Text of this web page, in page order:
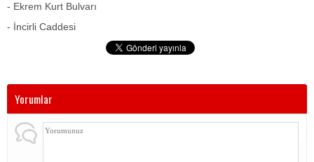
- Ekrem Kurt Bulvarı
- İncirli Caddesi
Yorumlar